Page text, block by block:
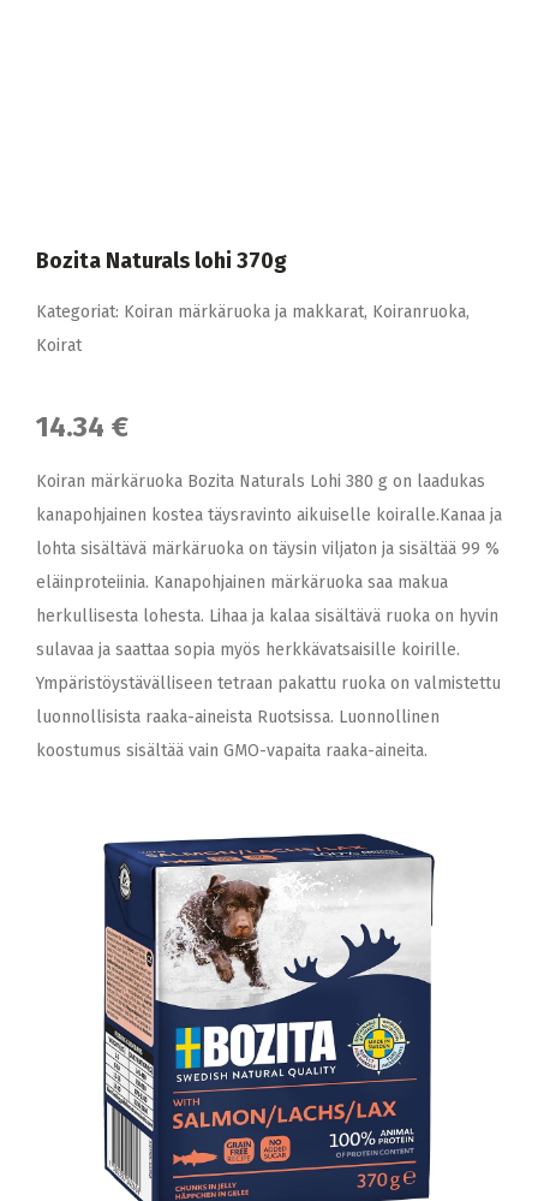
Bozita Naturals lohi 370g
Kategoriat: Koiran märkäruoka ja makkarat, Koiranruoka,
Koirat
14.34 €
Koiran märkäruoka Bozita Naturals Lohi 380 g on laadukas
kanapohjainen kostea täysravinto aikuiselle koiralle.Kanaa ja
lohta sisältävä märkäruoka on täysin viljaton ja sisältää 99 %
eläinproteiinia. Kanapohjainen märkäruoka saa makua
herkullisesta lohesta. Lihaa ja kalaa sisältävä ruoka on hyvin
sulavaa ja saattaa sopia myös herkkävatsaisille koirille.
Ympäristöystävälliseen tetraan pakattu ruoka on valmistettu
luonnollisista raaka-aineista Ruotsissa. Luonnollinen
koostumus sisältää vain GMO-vapaita raaka-aineita.